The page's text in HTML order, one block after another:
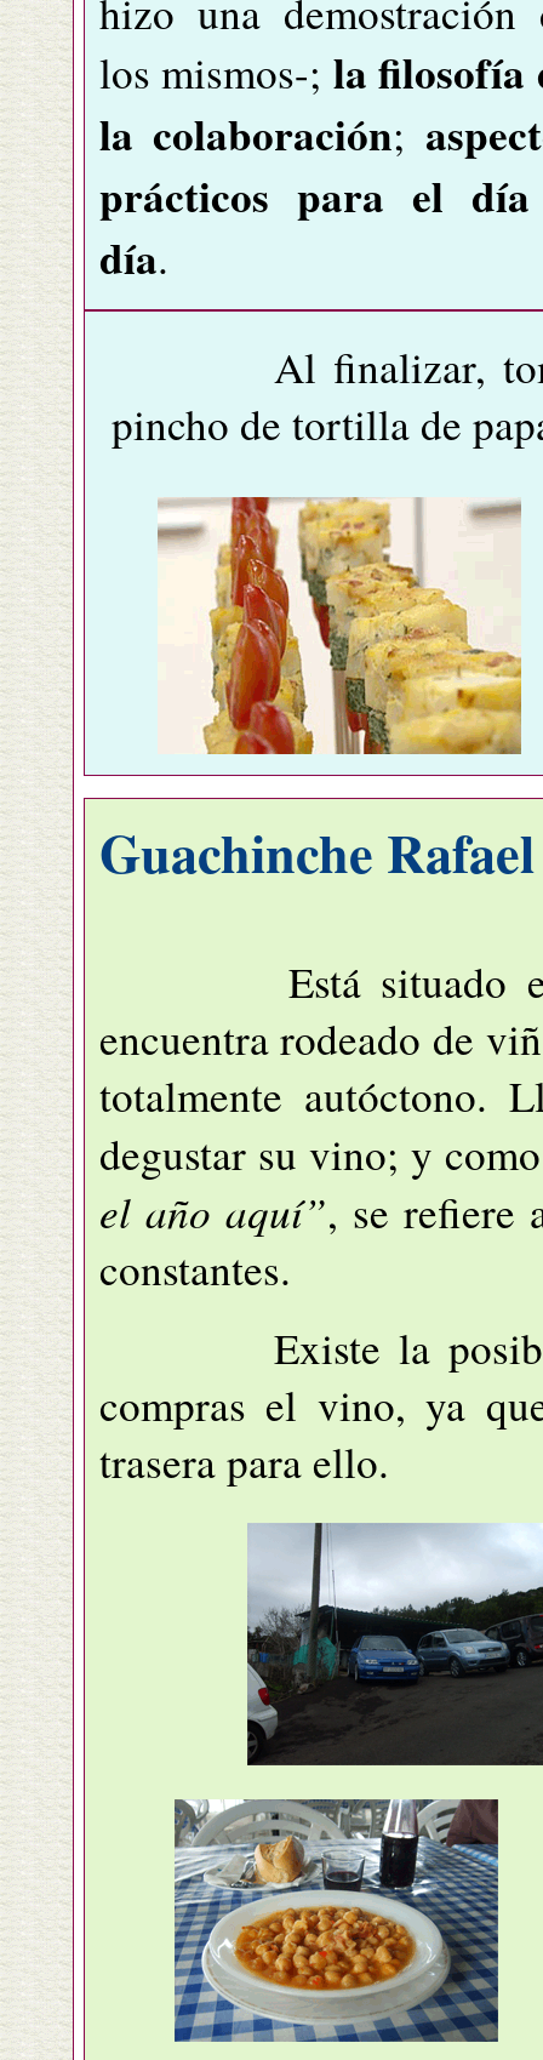
hizo una demostración
los mismos-; la filosofía
la colaboración;
prácticos para el
día.
Al finalizar,
pincho de tortilla de
Guachinche Rafael
Está situado en
encuentra rodeado de
totalmente autóctono.
degustar su vino; y
el año aquí”, se refiere
constantes.
Existe la
compras el vino, ya
trasera para ello.